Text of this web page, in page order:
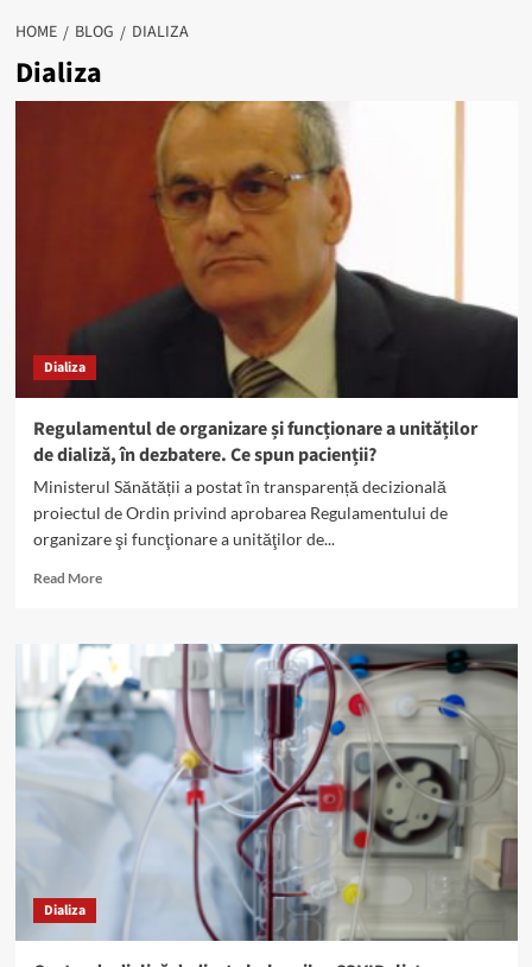
HOME BLOG DIALIZA
Dializa
Dializa
Regulamentul de organizare și funcționare a unităților
de dializă, în dezbatere. Ce spun pacienții?
Ministerul Sănătății a postat în transparență decizională
proiectul de Ordin privind aprobarea Regulamentului de
organizare şi funcţionare a unităţilor de...
Read MoreRead
Regulamentul
de
organizare
și
funcționare
a
unităților
de
dializă,
Dializa